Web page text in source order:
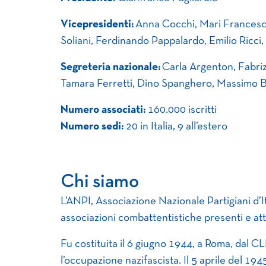
Vicepresidenti:Anna Cocchi, Mari
Soliani, Ferdinando Pappalardo, Emilio
Segreteria nazionale:Carla Argenton,
Tamara Ferretti, Dino Spanghero, Massimo
Numero associati: 160.000 iscritti
Numero sedi: 20 in Italia, 9 all’estero
Chi siamo
L’ANPI, Associazione Nazionale Partigiani
associazioni combattentistiche presenti e
Fu costituita il 6 giugno 1944, a Roma, dal
l’occupazione nazifascista. Il 5 aprile del